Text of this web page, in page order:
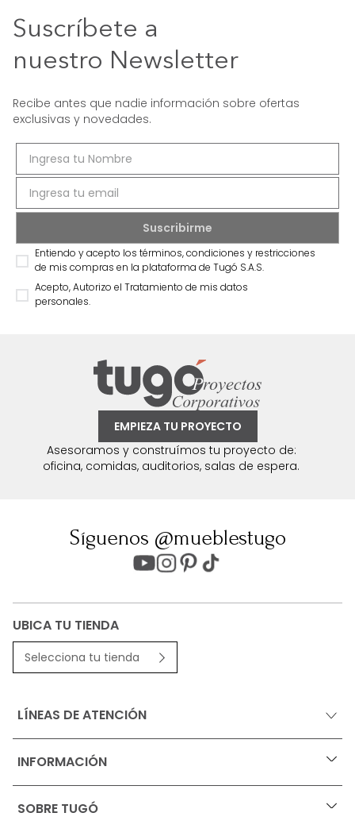
Suscríbete a
nuestro Newsletter
Recibe antes que nadie información sobre ofertas
exclusivas y novedades.
Entiendo y acepto los términos, condiciones y restricciones
de mis compras en la plataforma de Tugó S.A.S.
Acepto, Autorizo el Tratamiento de mis datos
personales.
EMPIEZA TU PROYECTO
Asesoramos y construímos tu proyecto de:
oficina, comidas, auditorios, salas de espera.
Síguenos @mueblestugo
UBICA TU TIENDA
Selecciona tu tienda
LÍNEAS DE ATENCIÓN
INFORMACIÓN +
Ofertas vigentes
SOBRE TUGÓ +